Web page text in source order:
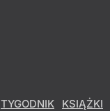
TYGODNIK KSIĄŻKI